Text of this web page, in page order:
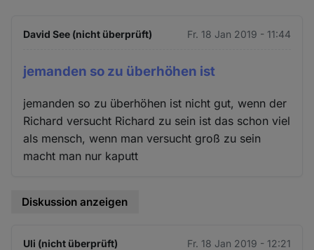
David See (nicht überprüft) Fr. 18 Jan 2019 - 11:44
jemanden so zu überhöhen ist
jemanden so zu überhöhen ist nicht gut, wenn der
Richard versucht Richard zu sein ist das schon viel
als mensch, wenn man versucht groß zu sein
macht man nur kaputt
Diskussion anzeigen
Uli (nicht überprüft) Fr. 18 Jan 2019 - 12:21